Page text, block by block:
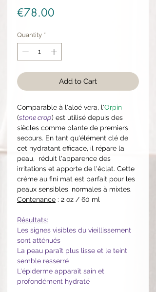
€78.00
Quantity *
Add to Cart
Comparable à l'aloé vera, l'Orpin
(stone crop) est utilisé depuis des
siècles comme plante de premiers
secours. En tant qu'élément clé de
cet hydratant efficace, il répare la
peau, réduit l'apparence des
irritations et apporte de l'éclat. Cette
crème au fini mat est parfait pour les
peaux sensibles, normales à mixtes.
Contenance : 2 oz / 60 ml
Résultats:
Les signes visibles du vieillissement
sont atténués
La peau paraît plus lisse et le teint
semble resserré
L'épiderme apparaît sain et
profondément hydraté